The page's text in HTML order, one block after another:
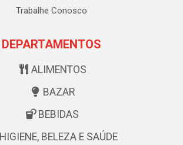
Trabalhe Conosco
DEPARTAMENTOS
ALIMENTOS
BAZAR
BEBIDAS
HIGIENE, BELEZA E SAÚDE